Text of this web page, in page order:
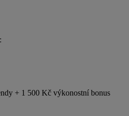
+ 1 500 Kč výkonostní bonus